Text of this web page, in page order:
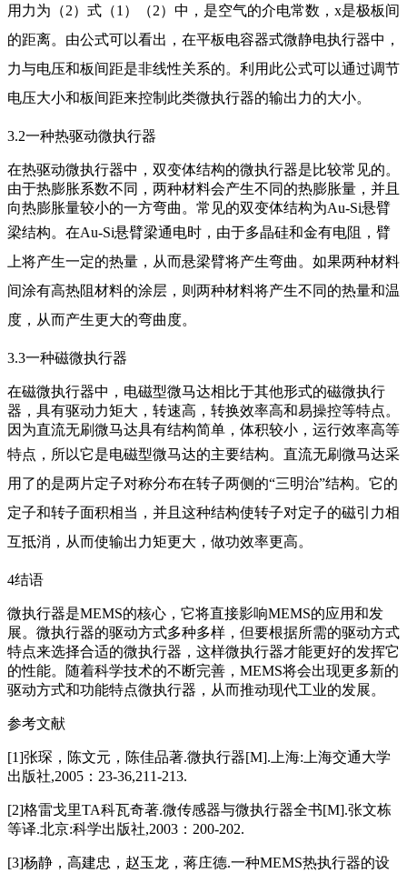
用力为（2）式（1）（2）中，是空气的介电常数，x是极板间
的距离。 由公式可以看出，在平板电容器式微静电执行器中，
力与电压和板间距是非线性关系的。利用此公式可以通过调节
电压大小和板间距来控制此类微执行器的输出力的大小。
3.2一种热驱动微执行器
在热驱动微执行器中，双变体结构的微执行器是比较常见的。
由于热膨胀系数不同，两种材料会产生不同的热膨胀量，并且
向热膨胀量较小的一方弯曲。常见的双变体结构为Au-Si悬臂
梁结构。 在Au-Si悬臂梁通电时，由于多晶硅和金有电阻，臂
上将产生一定的热量，从而悬梁臂将产生弯曲。如果两种材料
间涂有高热阻材料的涂层，则两种材料将产生不同的热量和温
度，从而产生更大的弯曲度。
3.3一种磁微执行器
在磁微执行器中，电磁型微马达相比于其他形式的磁微执行
器，具有驱动力矩大，转速高，转换效率高和易操控等特点。
因为直流无刷微马达具有结构简单，体积较小，运行效率高等
特点，所以它是电磁型微马达的主要结构。 直流无刷微马达采
用了的是两片定子对称分布在转子两侧的“三明治”结构。它的
定子和转子面积相当，并且这种结构使转子对定子的磁引力相
互抵消，从而使输出力矩更大，做功效率更高。
4结语
微执行器是MEMS的核心，它将直接影响MEMS的应用和发
展。微执行器的驱动方式多种多样，但要根据所需的驱动方式
特点来选择合适的微执行器，这样微执行器才能更好的发挥它
的性能。随着科学技术的不断完善，MEMS将会出现更多新的
驱动方式和功能特点微执行器，从而推动现代工业的发展。
参考文献
[1]张琛，陈文元，陈佳品著.微执行器[M].上海:上海交通大学
出版社,2005：23-36,211-213.
[2]格雷戈里TA科瓦奇著.微传感器与微执行器全书[M].张文栋
等译.北京:科学出版社,2003：200-202.
[3]杨静，高建忠，赵玉龙，蒋庄德.一种MEMS热执行器的设